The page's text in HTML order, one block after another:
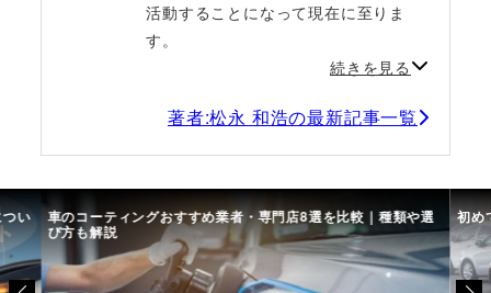
活動することになって現在に至りま
す。
続きを見る
著者:松永 和浩の最新記事一覧
い 車のコーティングおすすめ業者・専門店8選を比較｜種類や選
び方も解説
初め